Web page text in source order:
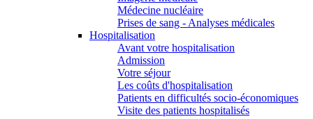
Médecine nucléaire
Prises de sang - Analyses médicales
Hospitalisation
Avant votre hospitalisation
Admission
Votre séjour
Les coûts d'hospitalisation
Patients en difficultés socio-économiques
Visite des patients hospitalisés